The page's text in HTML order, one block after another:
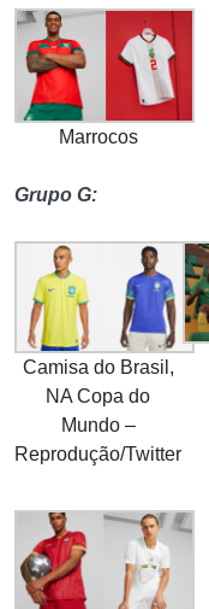
Marrocos
Grupo G:
Camisa do Brasil,
NA Copa do
Mundo –
Reprodução/Twitter